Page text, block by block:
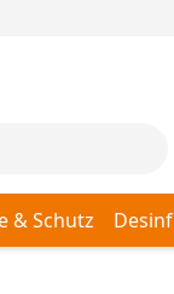
& Schutz